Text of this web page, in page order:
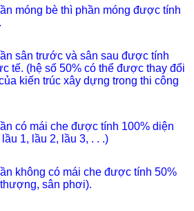
bè thì phần móng được tính
trước và sân sau được tính
tế. (hệ số 50% có thể được thay đổi
kiến trúc xây dựng trong thi công
mái che được tính 100% diện
1, lầu 2, lầu 3, . . .)
có mái che được tính 50%
sân phơi).